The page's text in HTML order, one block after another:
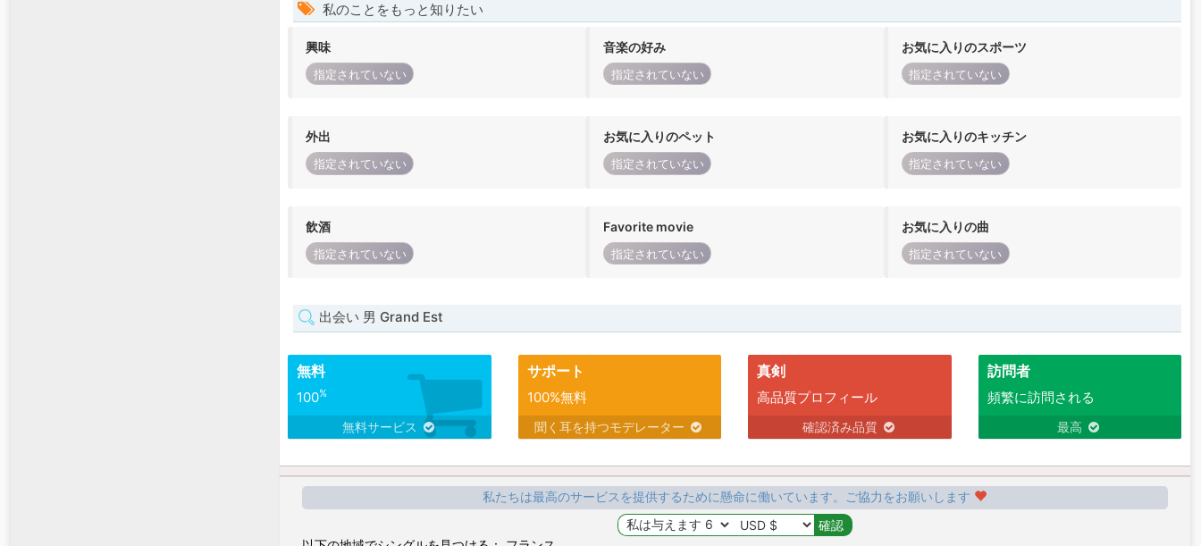
私のことをもっと知りたい
興味
指定されていない
音楽の好み
指定されていない
お気に入りのスポーツ
指定されていない
外出
指定されていない
お気に入りのペット
指定されていない
お気に入りのキッチン
指定されていない
飲酒
指定されていない
Favorite movie
指定されていない
お気に入りの曲
指定されていない
出会い 男 Grand Est
無料
100%
無料サービス
サポート
100%無料
聞く耳を持つモデレーター
真剣
高品質プロフィール
確認済み品質
訪問者
頻繁に訪問される
最高
私たちは最高のサービスを提供するために懸命に働いています。ご協力をお願いします